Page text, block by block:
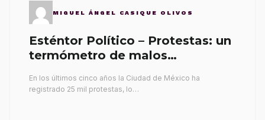
MIGUEL ÁNGEL CASIQUE OLIVOS
Esténtor Político – Protestas: un
termómetro de malos
En los últimos cinco años la Ciudad de México ha
registrado 25 mil protestas, lo…